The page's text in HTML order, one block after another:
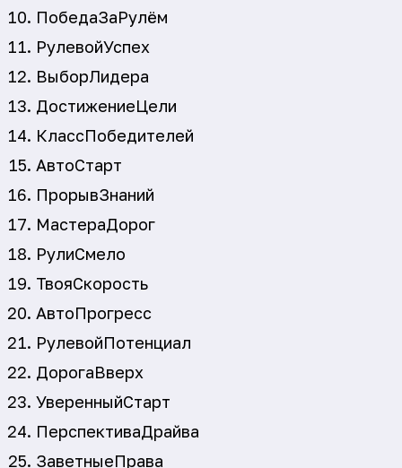
ПобедаЗаРулём
РулевойУспех
ВыборЛидера
ДостижениеЦели
КлассПобедителей
АвтоСтарт
ПрорывЗнаний
МастераДорог
РулиСмело
ТвояСкорость
АвтоПрогресс
РулевойПотенциал
ДорогаВверх
УверенныйСтарт
ПерспективаДрайва
ЗаветныеПрава